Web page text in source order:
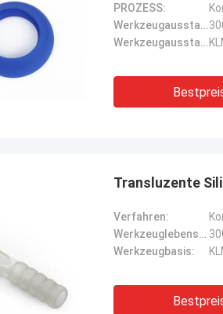
PROZESS:
Werkzeugausstattungsleben:
Werkzeugausstattungsbasis:
Transluzente
Verfahren:
Werkzeuglebensdauer:
Werkzeugbasis: